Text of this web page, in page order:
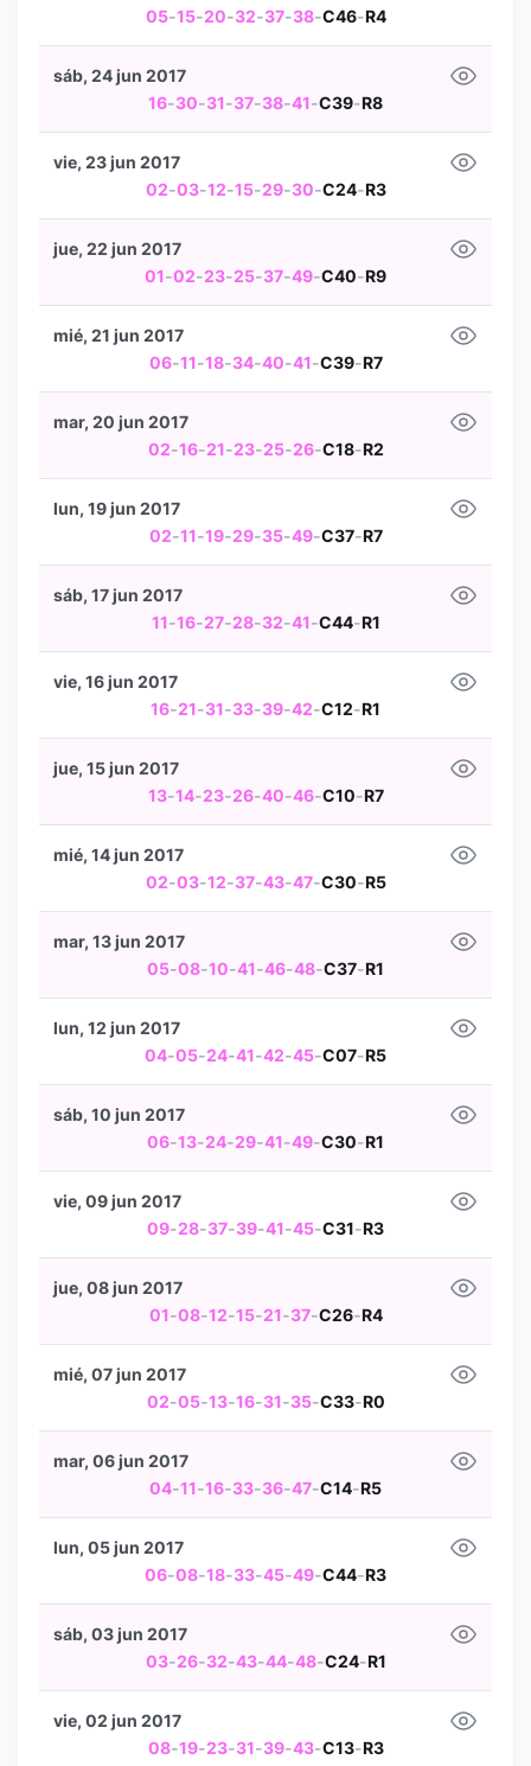
05-15-20-32-37-38-C46-R4
16-30-31-37-38-41-C39-R8
sáb, 24 jun 2017
02-03-12-15-29-30-C24-R3
vie, 23 jun 2017
01-02-23-25-37-49-C40-R9
jue, 22 jun 2017
06-11-18-34-40-41-C39-R7
mié, 21 jun 2017
02-16-21-23-25-26-C18-R2
mar, 20 jun 2017
02-11-19-29-35-49-C37-R7
lun, 19 jun 2017
11-16-27-28-32-41-C44-R1
sáb, 17 jun 2017
16-21-31-33-39-42-C12-R1
vie, 16 jun 2017
13-14-23-26-40-46-C10-R7
jue, 15 jun 2017
02-03-12-37-43-47-C30-R5
mié, 14 jun 2017
05-08-10-41-46-48-C37-R1
mar, 13 jun 2017
04-05-24-41-42-45-C07-R5
lun, 12 jun 2017
06-13-24-29-41-49-C30-R1
sáb, 10 jun 2017
09-28-37-39-41-45-C31-R3
vie, 09 jun 2017
01-08-12-15-21-37-C26-R4
jue, 08 jun 2017
02-05-13-16-31-35-C33-R0
mié, 07 jun 2017
04-11-16-33-36-47-C14-R5
mar, 06 jun 2017
06-08-18-33-45-49-C44-R3
lun, 05 jun 2017
03-26-32-43-44-48-C24-R1
sáb, 03 jun 2017
08-19-23-31-39-43-C13-R3
vie, 02 jun 2017